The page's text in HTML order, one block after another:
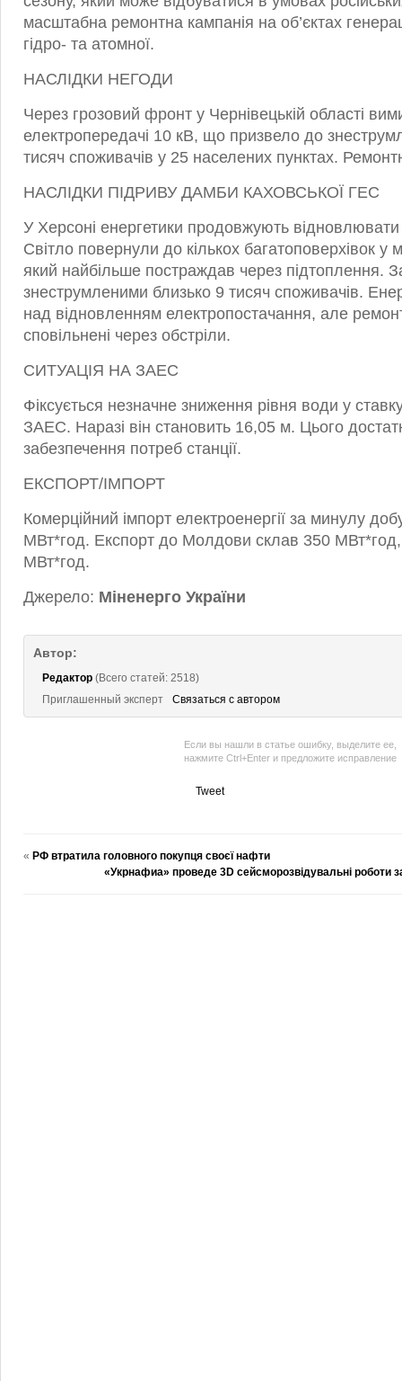
масштабна ремонтна кампанія на об’єктах
гідро- та атомної.
НАСЛІДКИ НЕГОДИ
Через грозовий фронт у Чернівецькій області
електропередачі 10 кВ, що призвело до
тисяч споживачів у 25 населених пунктах.
НАСЛІДКИ ПІДРИВУ ДАМБИ КАХОВСЬКОЇ ГЕС
У Херсоні енергетики продовжують відновлювати
Світло повернули до кількох багатоповерхівок у
який найбільше постраждав через підтоплення.
знеструмленими близько 9 тисяч споживачів.
над відновленням електропостачання, але
сповільнені через обстріли.
СИТУАЦІЯ НА ЗАЕС
Фіксується незначне зниження рівня води у
ЗАЕС. Наразі він становить 16,05 м. Цього
забезпечення потреб станції.
ЕКСПОРТ/ІМПОРТ
Комерційний імпорт електроенергії за минулу
МВт*год. Експорт до Молдови склав 350
МВт*год.
Джерело: Міненерго України
Автор:
Редактор (Всего статей: 2518)
Приглашенный эксперт
Связаться с автором
Если вы нашли в статье ошибку, выделите ее,
нажмите Ctrl+Enter и предложите исправление
Tweet
« РФ втратила головного покупця своєї нафти
«Укрнафиа» проведе 3D сейсморозвідувальні роботи